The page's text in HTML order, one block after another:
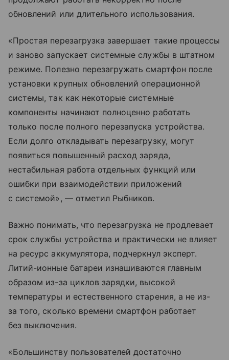
обновлений или длительного использования.
«Простая перезагрузка завершает такие процессы
и заново запускает системные службы в штатном
режиме. Полезно перезагружать смартфон после
установки крупных обновлений операционной
системы, так как некоторые системные
компоненты начинают полноценно работать
только после полного перезапуска устройства.
Если долго откладывать перезагрузку, могут
появиться повышенный расход заряда,
нестабильная работа отдельных функций или
ошибки при взаимодействии приложений
с системой», — отметил Рыбников.
Важно понимать, что перезагрузка не продлевает
срок службы устройства и практически не влияет
на ресурс аккумулятора, подчеркнул эксперт.
Литий-ионные батареи изнашиваются главным
образом из-за циклов зарядки, высокой
температуры и естественного старения, а не из-
за того, сколько времени смартфон работает
без выключения.
«Большинству пользователей достаточно